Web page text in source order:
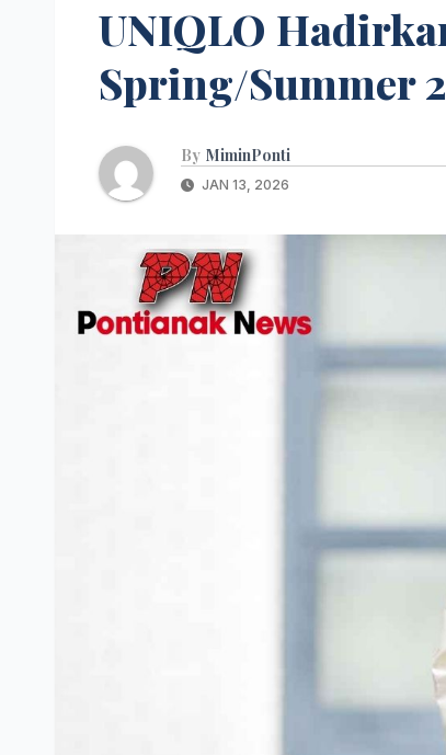
UNIQLO
Spring/Summer
By MiminPonti
JAN 13, 2026